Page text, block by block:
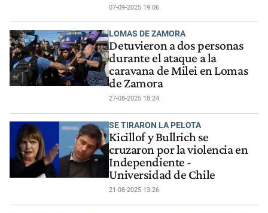
07-09-2025 19:06
LOMAS DE ZAMORA
Detuvieron a dos personas
durante el ataque a la
caravana de Milei en Lomas
de Zamora
27-08-2025 18:24
SE TIRARON LA PELOTA
Kicillof y Bullrich se
cruzaron por la violencia en
Independiente -
Universidad de Chile
21-08-2025 13:26